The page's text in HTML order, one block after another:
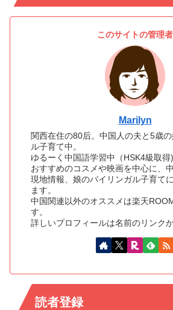
このサイトの管理者
Marilyn
関西在住の80后。中国人の夫と5歳
ル子育て中。
ゆるーく中国語学習中（HSK4級取得)
おすすめのコスメや映画を中心に、
現地情報、娘のバイリンガル子育て
ます。
中国関連以外のオススメは楽天
す。
詳しいプロフィールは名前のリンク
読者登録